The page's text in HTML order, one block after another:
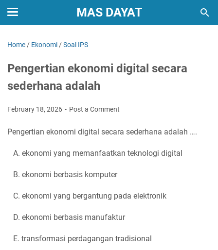
MAS DAYAT
Home / Ekonomi /Soal IPS
Pengertian ekonomi digital secara
sederhana adalah
February 18, 2026 Post a Comment
Pengertian ekonomi digital secara sederhana adalah ….
A. ekonomi yang memanfaatkan teknologi digital
B. ekonomi berbasis komputer
C. ekonomi yang bergantung pada elektronik
D. ekonomi berbasis manufaktur
E. transformasi perdagangan tradisional